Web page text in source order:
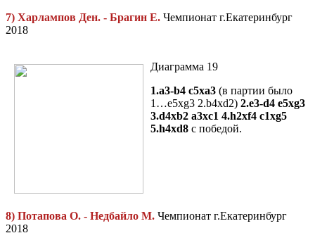
7) Харлампов Ден. - Брагин Е. Чемпионат г.Екатеринбург
2018
Диаграмма 19
1.a3-b4 c5xa3 (в партии было
1…e5xg3 2.b4xd2) 2.e3-d4 e5xg3
3.d4xb2 a3xc1 4.h2xf4 c1xg5
5.h4xd8 с победой.
8) Потапова О. - Недбайло М. Чемпионат г.Екатеринбург
2018